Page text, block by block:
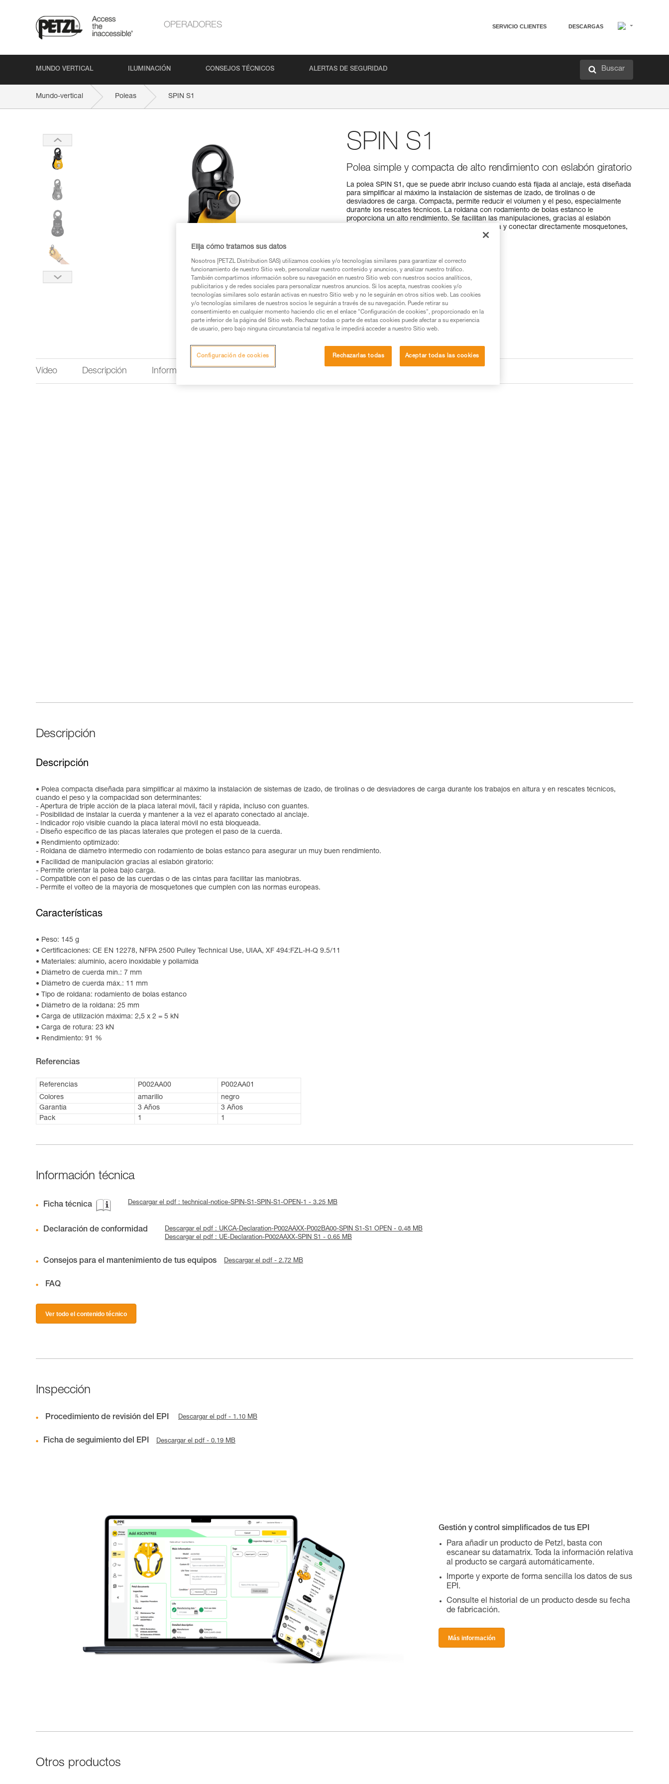
OPERADORES SERVICIO CLIENTES DESCARGAS
MUNDO VERTICAL ILUMINACIÓN CONSEJOS TÉCNICOS ALERTAS DE SEGURIDAD Buscar
Mundo-vertical Poleas SPIN S1
SPIN S1
Polea simple y compacta de alto rendimiento con eslabón giratorio
La polea SPIN S1, que se puede abrir incluso cuando está fijada al anclaje, está diseñada
para simplificar al máximo la instalación de sistemas de izado, de tirolinas o de
desviadores de carga. Compacta, permite reducir el volumen y el peso, especialmente
durante los rescates técnicos. La roldana con rodamiento de bolas estanco le
proporciona un alto rendimiento. Se facilitan las manipulaciones, gracias al eslabón
giratorio que permite orientar la polea bajo carga y conectar directamente mosquetones,
Buscar un punto de venta
Vídeo Descripción Información técnica
Descripción
Descripción
Polea compacta diseñada para simplificar al máximo la instalación de sistemas de izado, de tirolinas o de desviadores de carga durante los trabajos en altura y en rescates técnicos,
cuando el peso y la compacidad son determinantes:
- Apertura de triple acción de la placa lateral móvil, fácil y rápida, incluso con guantes.
- Posibilidad de instalar la cuerda y mantener a la vez el aparato conectado al anclaje.
- Indicador rojo visible cuando la placa lateral móvil no está bloqueada.
- Diseño específico de las placas laterales que protegen el paso de la cuerda.
Rendimiento optimizado:
- Roldana de diámetro intermedio con rodamiento de bolas estanco para asegurar un muy buen rendimiento.
Facilidad de manipulación gracias al eslabón giratorio:
- Permite orientar la polea bajo carga.
- Compatible con el paso de las cuerdas o de las cintas para facilitar las maniobras.
- Permite el volteo de la mayoría de mosquetones que cumplen con las normas europeas.
Características
Peso: 145 g
Certificaciones: CE EN 12278, NFPA 2500 Pulley Technical Use, UIAA, XF 494:FZL-H-Q 9.5/11
Materiales: aluminio, acero inoxidable y poliamida
Diámetro de cuerda mín.: 7 mm
Diámetro de cuerda máx.: 11 mm
Tipo de roldana: rodamiento de bolas estanco
Diámetro de la roldana: 25 mm
Carga de utilización máxima: 2,5 x 2 = 5 kN
Carga de rotura: 23 kN
Rendimiento: 91 %
Referencias
Referencias P002AA00
P002AA01
Colores
amarillo
negro
Garantía
3 Años
3 Años
Pack
1 1
Información técnica
Ficha técnica Descargar el pdf : technical-notice-SPIN-S1-SPIN-S1-OPEN-1 - 3.25 MB
Declaración de conformidad
Descargar el pdf : UKCA-Declaration-P002AAXX-P002BA00-SPIN S1-S1 OPEN - 0.48 MB
Descargar el pdf : UE-Declaration-P002AAXX-SPIN S1 - 0.65 MB
Consejos para el mantenimiento de tus equipos Descargar el pdf - 2.72 MB
FAQ
Ver todo el contenido técnico
Inspección
Procedimiento de revisión del EPI Descargar el pdf - 1.10 MB
Ficha de seguimiento del EPI Descargar el pdf - 0.19 MB
Gestión y control simplificados de tus EPI
Para añadir un producto de Petzl, basta con
escanear su datamatrix. Toda la información relativa
al producto se cargará automáticamente.
Importe y exporte de forma sencilla los datos de sus
EPI.
Consulte el historial de un producto desde su fecha
de fabricación.
Más información
Otros productos
Elija cómo tratamos sus datos
Nosotros [PETZL Distribution SAS) utilizamos cookies y/o tecnologías similares para garantizar el correcto
funcionamiento de nuestro Sitio web, personalizar nuestro contenido y anuncios, y analizar nuestro tráfico.
También compartimos información sobre su navegación en nuestro Sitio web con nuestros socios analíticos,
publicitarios y de redes sociales para personalizar nuestros anuncios. Si los acepta, nuestras cookies y/o
tecnologías similares solo estarán activas en nuestro Sitio web y no le seguirán en otros sitios web. Las cookies
y/o tecnologías similares de nuestros socios le seguirán a través de su navegación. Puede retirar su
consentimiento en cualquier momento haciendo clic en el enlace "Configuración de cookies", proporcionado en la
parte inferior de la página del Sitio web. Rechazar todas o parte de estas cookies puede afectar a su experiencia
de usuario, pero bajo ninguna circunstancia tal negativa le impedirá acceder a nuestro Sitio web.
Rechazarlas todas Aceptar todas las cookies
Configuración de cookies